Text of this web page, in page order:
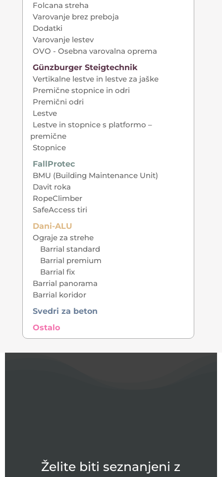
Folcana streha
Varovanje brez preboja
Dodatki
Varovanje lestev
OVO - Osebna varovalna oprema
Günzburger Steigtechnik
Vertikalne lestve in lestve za jaške
Premične stopnice in odri
Premični odri
Lestve
Lestve in stopnice s platformo –
premične
Stopnice
FallProtec
BMU (Building Maintenance Unit)
Davit roka
RopeClimber
SafeAccess tiri
Dani-ALU
Ograje za strehe
Barrial standard
Barrial premium
Barrial fix
Barrial panorama
Barrial koridor
Svedri za beton
Ostalo
Želite biti seznanjeni z